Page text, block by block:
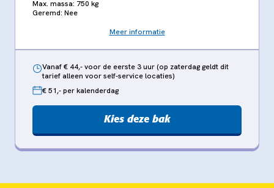
Max. massa: 750 kg
Geremd: Nee
Meer informatie
Vanaf € 44,- voor de eerste 3 uur (op zaterdag geldt dit
tarief alleen voor self-service locaties)
€ 51,- per kalenderdag
Kies deze bak